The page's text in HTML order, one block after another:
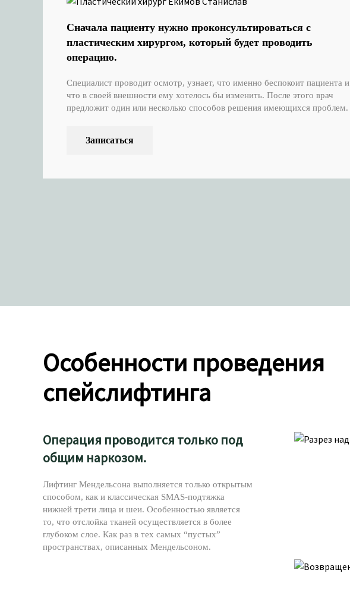
Сначала пациенту нужно проконсультироваться с
пластическим хирургом, который будет проводить
операцию.
Специалист проводит осмотр, узнает, что именно беспокоит пациента и
что в своей внешности ему хотелось бы изменить. После этого врач
предложит один или несколько способов решения имеющихся проблем.
Записаться
Особенности проведения
спейслифтинга
Операция проводится только под
общим наркозом.
Лифтинг Мендельсона выполняется только открытым
способом, как и классическая SMAS-подтяжка
нижней трети лица и шеи. Особенностью является
то, что отслойка тканей осуществляется в более
глубоком слое. Как раз в тех самых “пустых”
пространствах, описанных Мендельсоном.